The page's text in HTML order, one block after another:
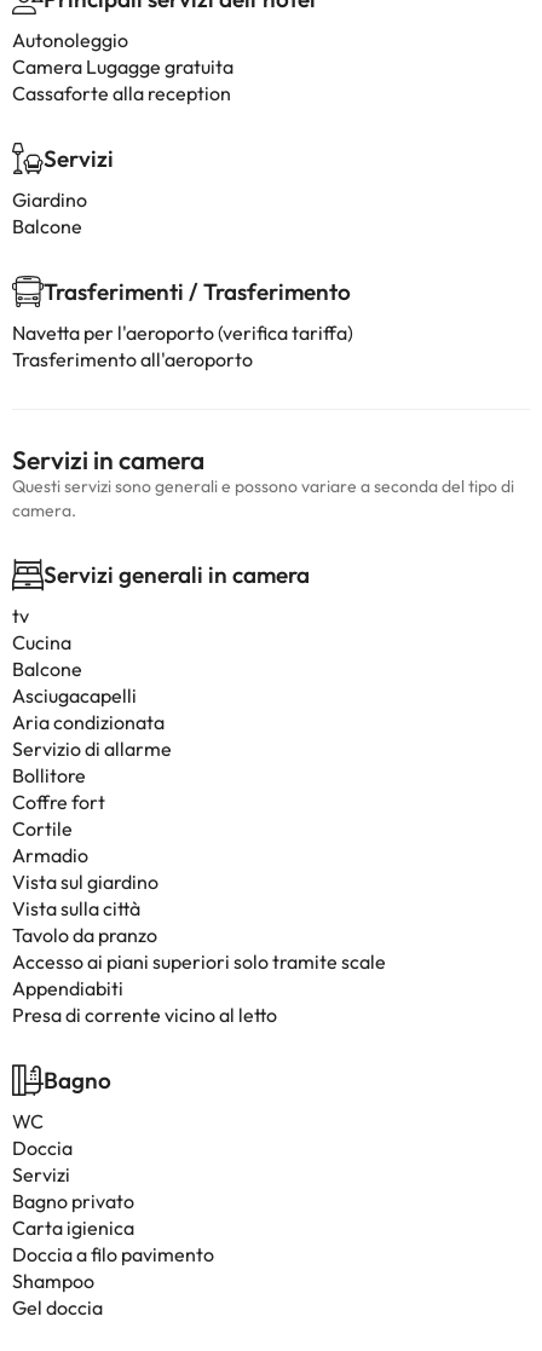
Autonoleggio
Camera Lugagge gratuita
Cassaforte alla reception
Servizi
Giardino
Balcone
Trasferimenti / Trasferimento
Navetta per l'aeroporto (verifica tariffa)
Trasferimento all'aeroporto
Servizi in camera
Questi servizi sono generali e possono variare a seconda del tipo di
camera.
Servizi generali in camera
tv
Cucina
Balcone
Asciugacapelli
Aria condizionata
Servizio di allarme
Bollitore
Coffre fort
Cortile
Armadio
Vista sul giardino
Vista sulla città
Tavolo da pranzo
Accesso ai piani superiori solo tramite scale
Appendiabiti
Presa di corrente vicino al letto
Bagno
WC
Doccia
Servizi
Bagno privato
Carta igienica
Doccia a filo pavimento
Shampoo
Gel doccia